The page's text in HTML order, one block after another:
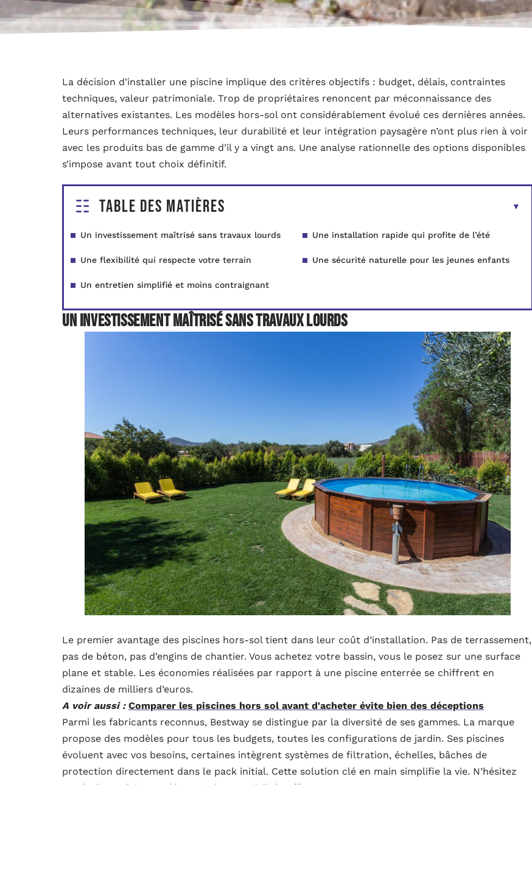
La décision d’installer une piscine implique des critères objectifs : budget, délais, contraintes
techniques, valeur patrimoniale. Trop de propriétaires renoncent par méconnaissance des
alternatives existantes. Les modèles hors-sol ont considérablement évolué ces dernières années.
Leurs performances techniques, leur durabilité et leur intégration paysagère n’ont plus rien à voir
avec les produits bas de gamme d’il y a vingt ans. Une analyse rationnelle des options disponibles
s’impose avant tout choix définitif.
Table des matières
Un investissement maîtrisé sans travaux lourds Une installation rapide qui profite de l’été
Une flexibilité qui respecte votre terrain Une sécurité naturelle pour les jeunes enfants
Un entretien simplifié et moins contraignant
Un investissement maîtrisé sans travaux lourds
Le premier avantage des piscines hors-sol tient dans leur coût d’installation. Pas de terrassement,
pas de béton, pas d’engins de chantier. Vous achetez votre bassin, vous le posez sur une surface
plane et stable. Les économies réalisées par rapport à une piscine enterrée se chiffrent en
dizaines de milliers d’euros.
A voir aussi : Comparer les piscines hors sol avant d'acheter évite bien des déceptions
Parmi les fabricants reconnus, Bestway se distingue par la diversité de ses gammes. La marque
propose des modèles pour tous les budgets, toutes les configurations de jardin. Ses piscines
évoluent avec vos besoins, certaines intègrent systèmes de filtration, échelles, bâches de
protection directement dans le pack initial. Cette solution clé en main simplifie la vie. N’hésitez
pas à cliquer ici pour découvrir les possibilités offertes par cette marque.